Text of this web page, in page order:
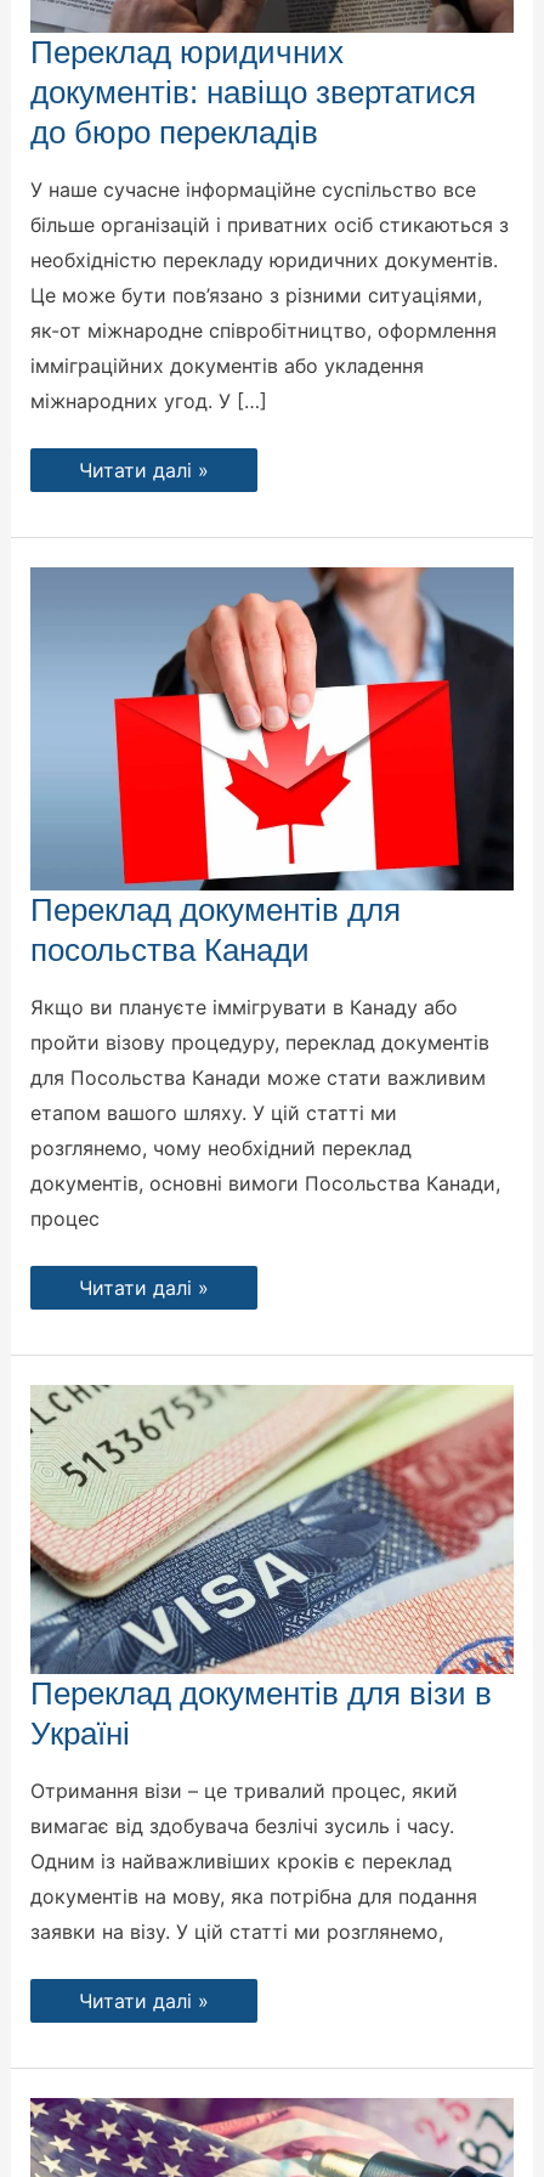
Переклад юридичних
документів: навіщо звертатися
до бюро перекладів
У наше сучасне інформаційне суспільство все
більше організацій і приватних осіб стикаються з
необхідністю перекладу юридичних документів.
Це може бути пов’язано з різними ситуаціями,
як-от міжнародне співробітництво, оформлення
імміграційних документів або укладення
міжнародних угод. У […]
Переклад
юридичних
документів:
навіщо
звертатися
до
Читати далі »
Переклад документів для
посольства Канади
Якщо ви плануєте іммігрувати в Канаду або
пройти візову процедуру, переклад документів
для Посольства Канади може стати важливим
етапом вашого шляху. У цій статті ми
розглянемо, чому необхідний переклад
документів, основні вимоги Посольства Канади,
процес
Переклад
документів
посольства
Читати далі »
Переклад документів для візи в
Україні
Отримання візи – це тривалий процес, який
вимагає від здобувача безлічі зусиль і часу.
Одним із найважливіших кроків є переклад
документів на мову, яка потрібна для подання
заявки на візу. У цій статті ми розглянемо,
Переклад
документів
для
візи
Читати далі »